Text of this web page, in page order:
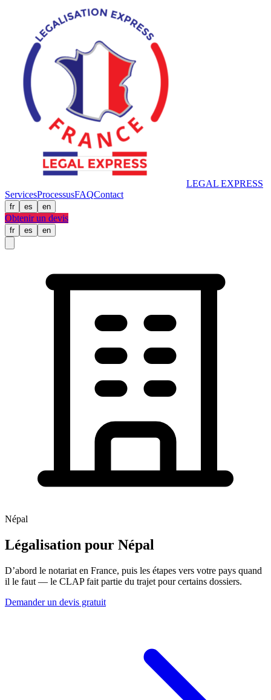
LEGAL EXPRESS
ServicesProcessusFAQContact
fr es en
Obtenir un devis
fr es en
Népal
Légalisation pour Népal
D’abord le notariat en France, puis les étapes vers votre pays quand
il le faut — le CLAP fait partie du trajet pour certains dossiers.
Demander un devis gratuit